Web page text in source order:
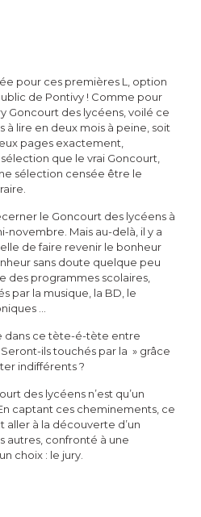
pour ces premières L, option
de Pontivy ! Comme pour
Goncourt des lycéens, voilé ce
à lire en deux mois à peine, soit
pages exactement,
que le vrai Goncourt,
sélection censée être le
le Goncourt des lycéens à
novembre. Mais au-delà, il y a
de faire revenir le bonheur
sans doute quelque peu
des programmes scolaires,
par la musique, la BD, le
…
dans ce tète-é-tète entre
ils touchés par la » grâce
indifférents ?
des lycéens n’est qu’un
captant ces cheminements, ce
à la découverte d’un
autres, confronté à une
choix : le jury.